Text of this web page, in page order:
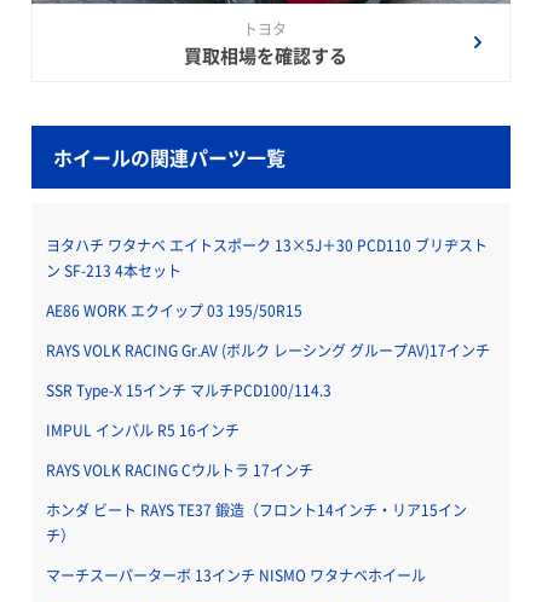
トヨタ
買取相場を確認する
ホイールの関連パーツ一覧
ヨタハチ ワタナベ エイトスポーク 13×5J＋30 PCD110 ブリヂスト
ン SF-213 4本セット
AE86 WORK エクイップ 03 195/50R15
RAYS VOLK RACING Gr.AV (ボルク レーシング グループAV)17インチ
SSR Type-X 15インチ マルチPCD100/114.3
IMPUL インパル R5 16インチ
RAYS VOLK RACING Cウルトラ 17インチ
ホンダ ビート RAYS TE37 鍛造（フロント14インチ・リア15イン
チ）
マーチスーパーターボ 13インチ NISMO ワタナベホイール